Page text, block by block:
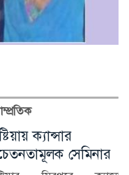
টাকার ফল-নাস্তা নিয়ে
ইউএনওকে ঘিরে